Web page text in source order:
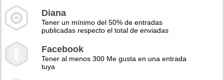
Diana
Tener un mínimo del 50% de entradas
publicadas respecto el total de enviadas
Facebook
Tener al menos 300 Me gusta en una entrada
tuya